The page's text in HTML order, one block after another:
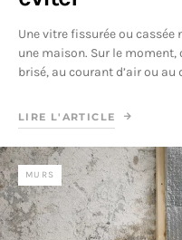
Une vitre fissurée ou
une maison. Sur le moment,
brisé, au courant d’air ou
LIRE L'ARTICLE
MURS